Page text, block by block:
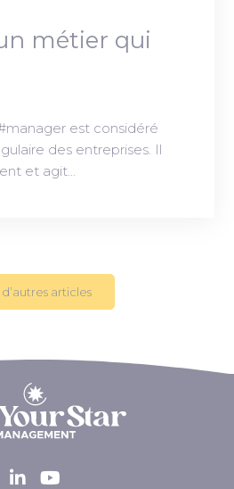
métier qui
est considéré
des entreprises. Il
et agit…
articles